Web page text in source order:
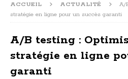
ACCUEIL ACTUALITÉ
A/
stratégie en ligne pour un succès garanti
A/B testing :
stratégie en ligne
garanti